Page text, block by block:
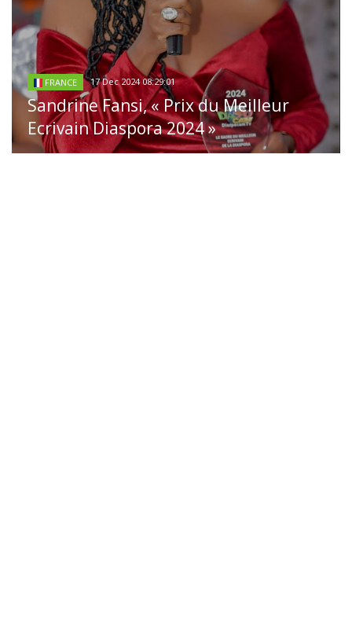
FRANCE 17 Dec 2024 08:29:01
Sandrine Fansi, « Prix du Meilleur
Ecrivain Diaspora 2024 »